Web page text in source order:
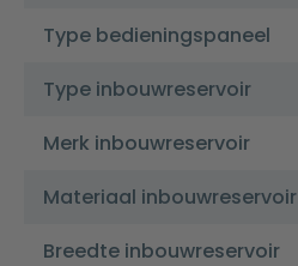
Type bedieningspaneel
Type inbouwreservoir
Merk inbouwreservoir
Materiaal inbouwreservoir
Breedte inbouwreservoir